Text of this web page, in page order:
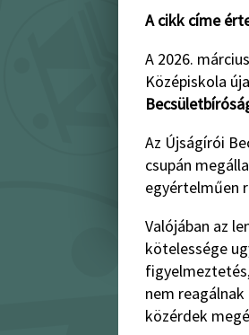
A cikk címe
A 2026.
Középiskola
Az Újságírói
csupán
egyértelműen
Valójában az
kötelessége
nem
közérdek